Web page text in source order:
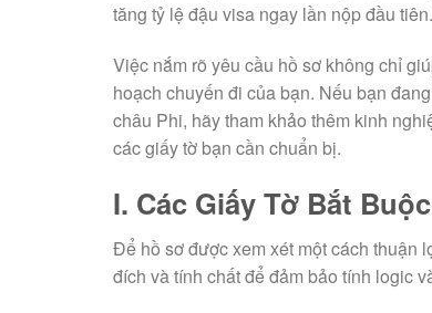
tăng tỷ lệ đậu visa ngay lần nộp đầu tiên.
Việc nắm rõ yêu cầu hồ sơ không chỉ
hoạch chuyến đi của bạn. Nếu bạn
châu Phi, hãy tham khảo thêm kinh
các giấy tờ bạn cần chuẩn bị.
I. Các Giấy Tờ Bắt
Để hồ sơ được xem xét một cách thuận
đích và tính chất để đảm bảo tính logic